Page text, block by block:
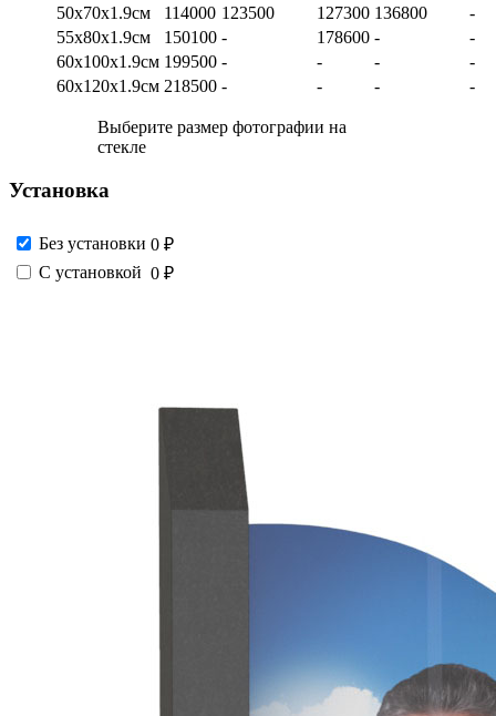
50х70х1.9см
114000 123500 127300 136800
-
55х80х1.9см
150100 - 178600 -
-
60х100х1.9см 199500 - - -
-
60х120х1.9см 218500 - - - -
Выберите размер фотографии на
стекле
Установка
Без установки 0 ₽
С установкой 0 ₽